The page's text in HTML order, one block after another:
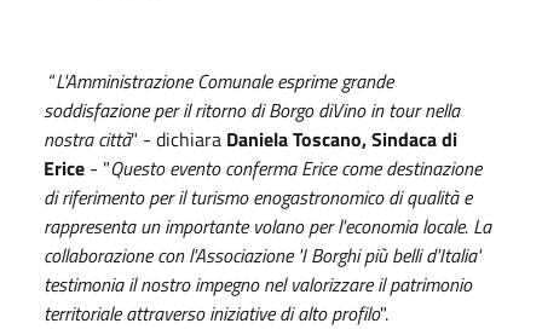
“L'Amministrazione Comunale esprime grande
soddisfazione per il ritorno di Borgo diVino in tour nella
nostra città" - dichiara Daniela Toscano, Sindaca di
Erice - "Questo evento conferma Erice come destinazione
di riferimento per il turismo enogastronomico di qualità e
rappresenta un importante volano per l'economia locale. La
collaborazione con l'Associazione 'I Borghi più belli d'Italia'
testimonia il nostro impegno nel valorizzare il patrimonio
territoriale attraverso iniziative di alto profilo".